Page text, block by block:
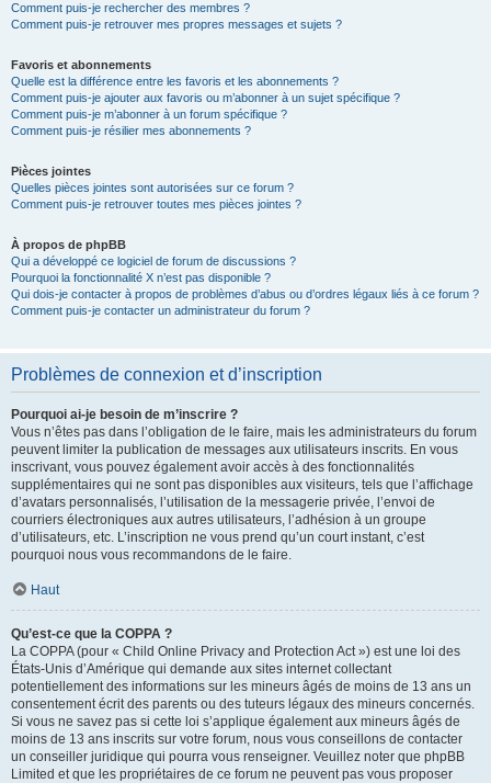
Comment puis-je rechercher des membres ?
Comment puis-je retrouver mes propres messages et sujets ?
Favoris et abonnements
Quelle est la différence entre les favoris et les abonnements ?
Comment puis-je ajouter aux favoris ou m’abonner à un sujet spécifique ?
Comment puis-je m’abonner à un forum spécifique ?
Comment puis-je résilier mes abonnements ?
Pièces jointes
Quelles pièces jointes sont autorisées sur ce forum ?
Comment puis-je retrouver toutes mes pièces jointes ?
À propos de phpBB
Qui a développé ce logiciel de forum de discussions ?
Pourquoi la fonctionnalité X n’est pas disponible ?
Qui dois-je contacter à propos de problèmes d’abus ou d’ordres légaux liés à ce forum ?
Comment puis-je contacter un administrateur du forum ?
Problèmes de connexion et d’inscription
Pourquoi ai-je besoin de m’inscrire ?
Vous n’êtes pas dans l’obligation de le faire, mais les administrateurs du forum
peuvent limiter la publication de messages aux utilisateurs inscrits. En vous
inscrivant, vous pouvez également avoir accès à des fonctionnalités
supplémentaires qui ne sont pas disponibles aux visiteurs, tels que l’affichage
d’avatars personnalisés, l’utilisation de la messagerie privée, l’envoi de
courriers électroniques aux autres utilisateurs, l’adhésion à un groupe
d’utilisateurs, etc. L’inscription ne vous prend qu’un court instant, c’est
pourquoi nous vous recommandons de le faire.
Haut
Qu’est-ce que la COPPA ?
La COPPA (pour « Child Online Privacy and Protection Act ») est une loi des
États-Unis d’Amérique qui demande aux sites internet collectant
potentiellement des informations sur les mineurs âgés de moins de 13 ans un
consentement écrit des parents ou des tuteurs légaux des mineurs concernés.
Si vous ne savez pas si cette loi s’applique également aux mineurs âgés de
moins de 13 ans inscrits sur votre forum, nous vous conseillons de contacter
un conseiller juridique qui pourra vous renseigner. Veuillez noter que phpBB
Limited et que les propriétaires de ce forum ne peuvent pas vous proposer